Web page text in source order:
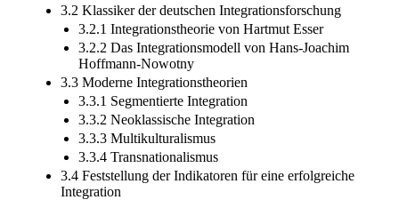
3.2 Klassiker der deutschen Integrationsforschung
3.2.1 Integrationstheorie von Hartmut Esser
3.2.2 Das Integrationsmodell von Hans-Joachim
Hoffmann-Nowotny
3.3 Moderne Integrationstheorien
3.3.1 Segmentierte Integration
3.3.2 Neoklassische Integration
3.3.3 Multikulturalismus
3.3.4 Transnationalismus
3.4 Feststellung der Indikatoren für eine erfolgreiche
Integration